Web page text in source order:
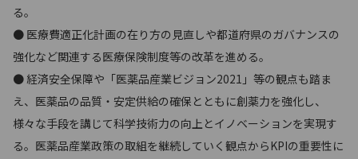
る。
● 医療費適正化計画の在り方の見直しや都道府県のガバナンスの
強化など関連する医療保険制度等の改革を進める。
● 経済安全保障や「医薬品産業ビジョン2021」等の観点も踏ま
え、医薬品の品質・安定供給の確保とともに創薬力を強化し、
様々な手段を講じて科学技術力の向上とイノベーションを実現す
る。医薬品産業政策の取組を継続していく観点からKPIの重要性に